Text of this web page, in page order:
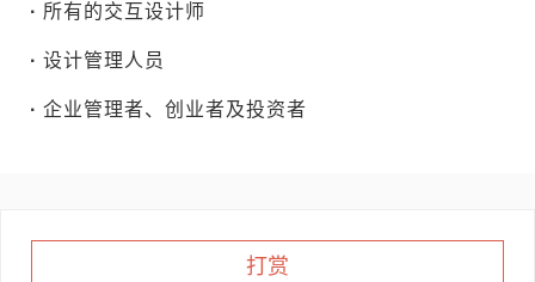
· 所有的交互设计师
· 设计管理人员
· 企业管理者、创业者及投资者
打赏